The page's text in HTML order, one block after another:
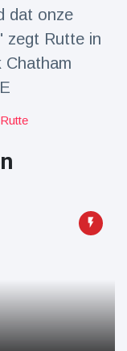
dat onze
zegt Rutte in
Rutte